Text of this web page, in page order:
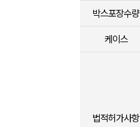
박스포장수량
케이스
법적허가사항